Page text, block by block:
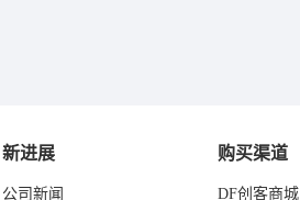
新进展
公司新闻
购买渠道
DF创客商城